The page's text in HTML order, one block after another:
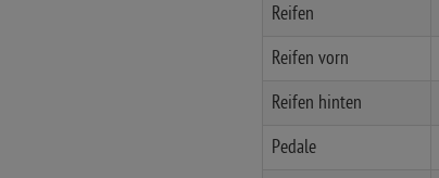
Reifen
Reifen vorn
Reifen hinten
Pedale